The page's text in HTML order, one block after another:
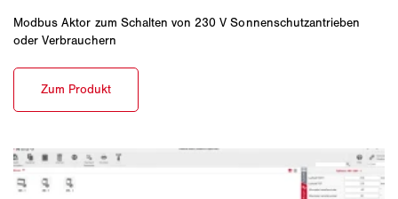
Modbus Aktor zum Schalten von 230 V Sonnenschutzantrieben
oder Verbrauchern